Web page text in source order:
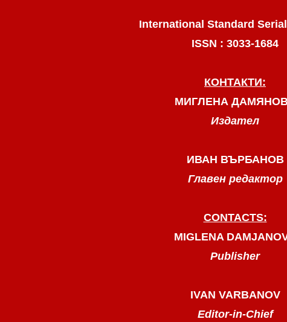
International Standard
ISSN : 3033-1684
КОНТАКТИ:
МИГЛЕНА
Издател
ИВАН ВЪРБАНОВ
Главен редактор
CONTACTS:
MIGLENA
Publisher
IVAN VARBANOV
Editor-in-Chief